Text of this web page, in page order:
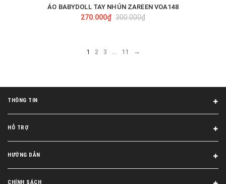
ÁO BABYDOLL TAY NHÚN ZAREEN VOA148
270.000₫ 300.000₫
1 2 3 ... 11 →
THÔNG TIN
HỖ TRỢ
HƯỚNG DẪN
CHÍNH SÁCH